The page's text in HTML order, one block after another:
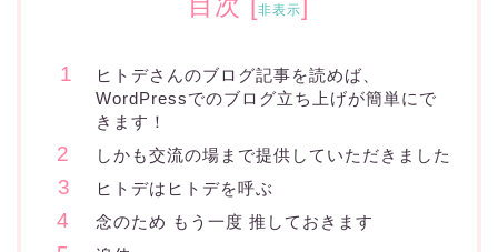
目次 [非表示]
ヒトデさんのブログ記事を読めば、
WordPressでのブログ立ち上げが簡単にで
きます！
しかも交流の場まで提供していただきました
ヒトデはヒトデを呼ぶ
念のため もう一度 推しておきます